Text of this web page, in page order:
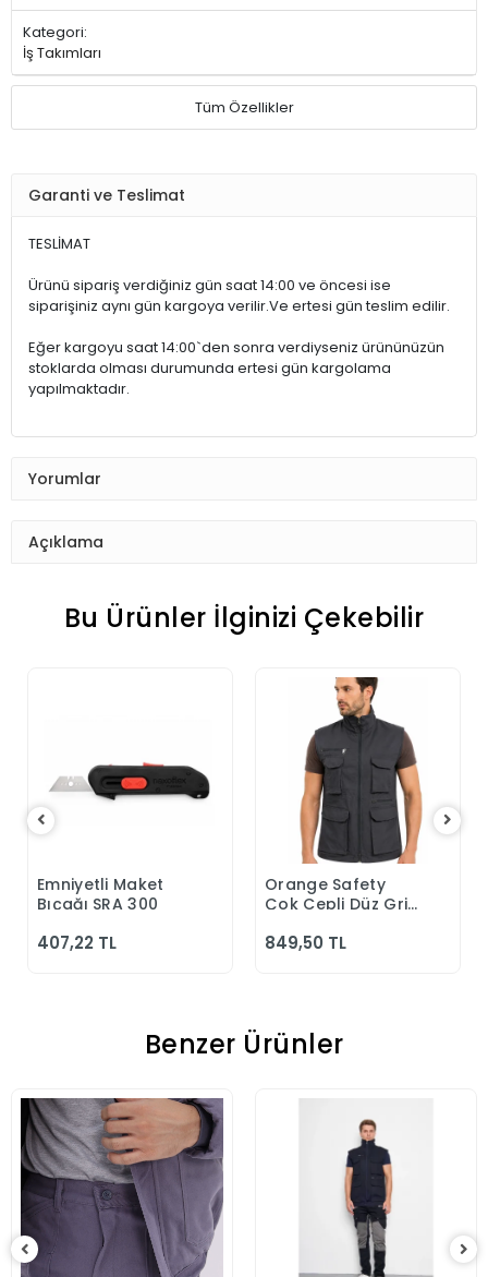
Kategori:
İş Takımları
Tüm Özellikler
Garanti ve Teslimat
TESLİMAT
Ürünü sipariş verdiğiniz gün saat 14:00 ve öncesi ise
siparişiniz aynı gün kargoya verilir.Ve ertesi gün teslim edilir.
Eğer kargoyu saat 14:00`den sonra verdiyseniz ürününüzün
stoklarda olması durumunda ertesi gün kargolama
yapılmaktadır.
Yorumlar
Açıklama
Bu Ürünler İlginizi Çekebilir
Sepete Ekle
Emniyetli Maket
Bıçağı SRA 300
407,22 TL
Sepete Ekle
Orange Safety
Çok Cepli Düz Gri
849,50 TL
Benzer Ürünler